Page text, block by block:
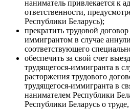
наниматель привлекается к
ответственности,
Республики Беларусь);
прекратить трудовой
иммигрантом в случае
соответствующего
обеспечить за свой счет
трудящегося-иммигранта в
расторжения трудового
трудящегося-иммигранта в
нанимателем Республики
Республики Беларусь о